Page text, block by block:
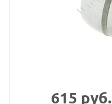
615 руб.